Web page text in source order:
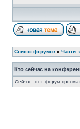
Список форумов » Части
Кто сейчас на
Сейчас этот форум